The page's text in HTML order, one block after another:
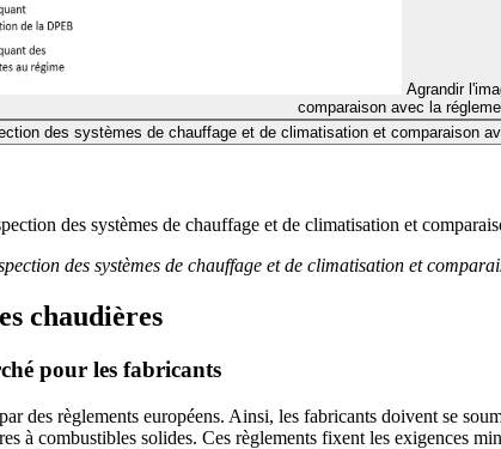
Agrandir
comparaison avec la
des systèmes de chauffage et de climatisation et comparaison
des systèmes de chauffage et de climatisation et
des systèmes de chauffage et de climatisation et
chaudières
pour les fabricants
des règlements européens. Ainsi, les fabricants doivent se
à combustibles solides. Ces règlements fixent les exigences